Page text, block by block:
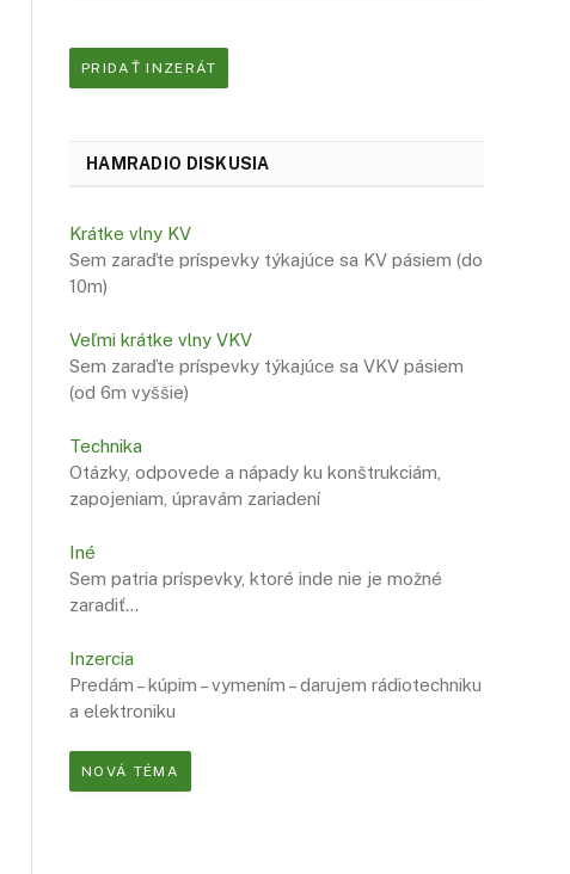
PRIDAŤ INZERÁT
HAMRADIO DISKUSIA
Krátke vlny KV
Sem zaraďte príspevky týkajúce sa KV pásiem (do
10m)
Veľmi krátke vlny VKV
Sem zaraďte príspevky týkajúce sa VKV pásiem
(od 6m vyššie)
Technika
Otázky, odpovede a nápady ku konštrukciám,
zapojeniam, úpravám zariadení
Iné
Sem patria príspevky, ktoré inde nie je možné
zaradiť…
Inzercia
Predám – kúpim – vymením – darujem rádiotechniku
a elektroniku
NOVÁ TÉMA